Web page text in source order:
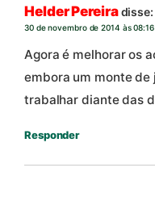
Helder Pereiradisse:
30 de novembro de 2014 às 08:16
Agora é melhorar os
embora um monte de
trabalhar diante das
Responder